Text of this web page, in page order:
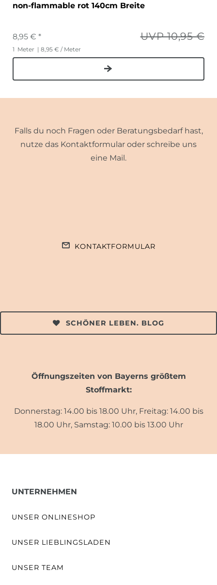
non-flammable rot 140cm Breite
UVP 10,95 €
8,95 € *
1 Meter | 8,95 € / Meter
Falls du noch Fragen oder Beratungsbedarf hast,
nutze das Kontaktformular oder schreibe uns
eine Mail.
KONTAKTFORMULAR
SCHÖNER LEBEN. BLOG
Öffnungszeiten von Bayerns größtem
Stoffmarkt:
Donnerstag: 14.00 bis 18.00 Uhr, Freitag: 14.00 bis
18.00 Uhr, Samstag: 10.00 bis 13.00 Uhr
UNTERNEHMEN
UNSER ONLINESHOP
UNSER LIEBLINGSLADEN
UNSER TEAM